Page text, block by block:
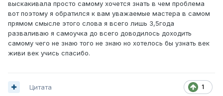
выскакивала просто самому хочется знать в чем проблема
вот поэтому я обратился к вам уважаемые мастера в самом
прямом смысле этого слова я всего лишь 3,5года
разваливаю я самоучка до всего доводилось доходить
самому чего не знаю того не знаю но хотелось бы узнать век
живи век учись спасибо.
1
Цитата